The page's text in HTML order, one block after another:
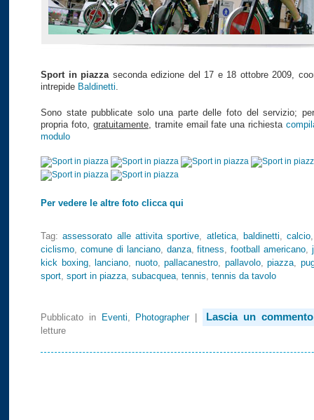
Sport in piazza seconda edizione del 17 e 18 ottobre 2009,
intrepide Baldinetti
Sono state pubblicate solo una parte delle foto del servizio;
propria foto, gratuitamente, tramite email fate una richiesta
modulo
Per vedere le altre foto clicca qui
Tag:assessorato alle attivita sportive atletica, baldinetti ,calcio
ciclismo
comune di lanciano, danza,fitness ,football americano ,
kick boxing, lanciano nuoto, pallacanestro pallavolo, piazza
sport sport in piazza subacquea tennis tennis da tavolo
Pubblicato in Eventi Photographer| Lascia un
letture